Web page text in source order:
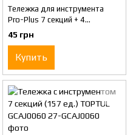
Тележка для инструмента
Pro-Plus 7 секций + 4
открытые полки TOPTUL
TCBH0703
45 грн
Купить